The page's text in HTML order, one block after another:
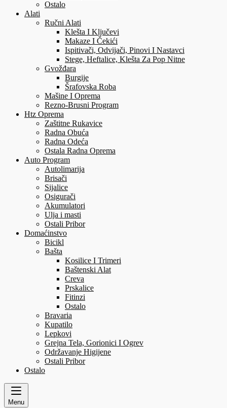
Ostalo
Alati
Ručni Alati
Klešta I Ključevi
Makaze I Čekići
Ispitivači, Odvijači, Pinovi I Nastavci
Stege, Heftalice, Klešta Za Pop Nitne
Gvožđara
Burgije
Šrafovska Roba
Mašine I Oprema
Rezno-Brusni Program
Htz Oprema
Zaštitne Rukavice
Radna Obuća
Radna Odeća
Ostala Radna Oprema
Auto Program
Autolimarija
Brisači
Sijalice
Osigurači
Akumulatori
Ulja i masti
Ostali Pribor
Domaćinstvo
Bicikl
Bašta
Kosilice I Trimeri
Baštenski Alat
Creva
Prskalice
Fitinzi
Ostalo
Bravaria
Kupatilo
Lepkovi
Grejna Tela, Gorionici I Ogrev
Održavanje Higijene
Ostali Pribor
Ostalo
Menu